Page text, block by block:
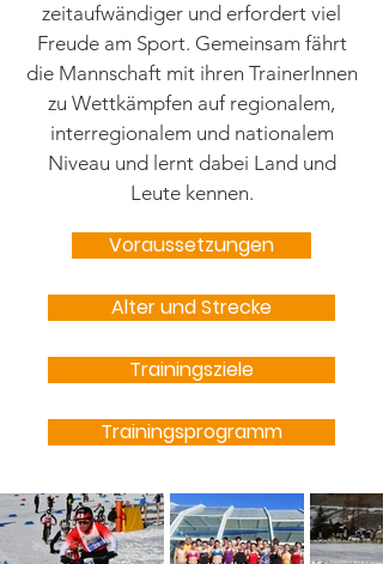
zeitaufwändiger und erfordert viel
Freude am Sport. Gemeinsam fährt
die Mannschaft mit ihren TrainerInnen
zu Wettkämpfen auf regionalem,
interregionalem und nationalem
Niveau und lernt dabei Land und
Leute kennen.
Voraussetzungen
Alter und Strecke
Trainingsziele
Trainingsprogramm